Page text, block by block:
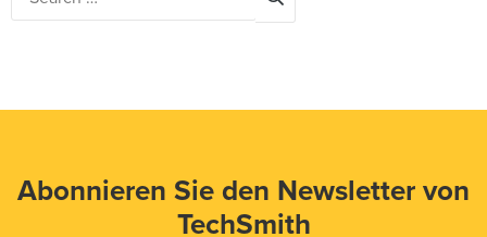
Abonnieren Sie den Newsletter von
TechSmith